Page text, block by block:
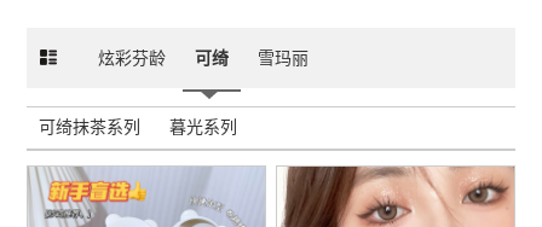
炫彩芬龄 可绮 雪玛丽
可绮抹茶系列 暮光系列